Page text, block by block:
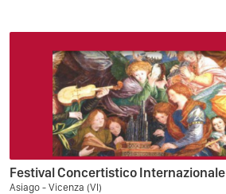
Festival Concertistico Internazionale
Asiago - Vicenza (VI)